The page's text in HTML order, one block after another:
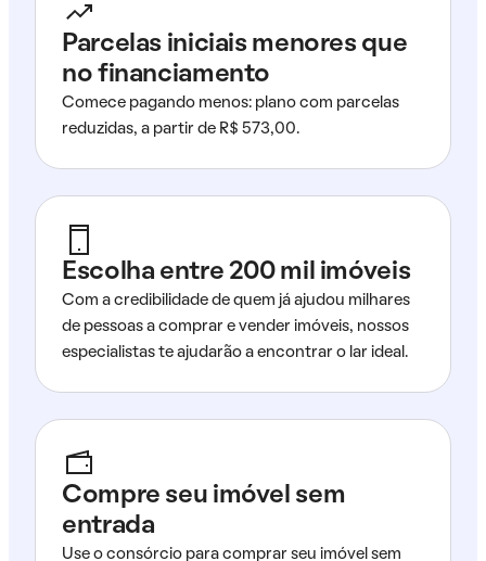
Parcelas iniciais menores que
no financiamento
Comece pagando menos: plano com parcelas
reduzidas, a partir de R$ 573,00.
Escolha entre 200 mil imóveis
Com a credibilidade de quem já ajudou milhares
de pessoas a comprar e vender imóveis, nossos
especialistas te ajudarão a encontrar o lar ideal.
Compre seu imóvel sem
entrada
Use o consórcio para comprar seu imóvel sem